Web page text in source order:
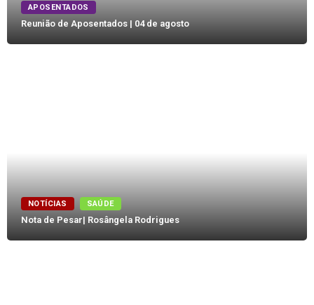
APOSENTADOS
Reunião de Aposentados | 04 de agosto
NOTÍCIAS SAÚDE
Nota de Pesar| Rosângela Rodrigues